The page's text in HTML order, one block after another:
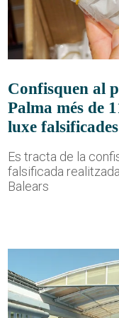
Confisquen al
Palma més de
luxe falsificades
Es tracta de la
falsificada
Balears